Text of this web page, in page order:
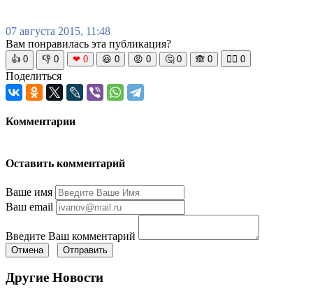
07 августа 2015, 11:48
Вам понравилась эта публикация?
👍 0 👎 0 ❤ 0 😆 0 😡 0 🤔 0 🙈 0 🧘‍♀️ 0
Поделиться
Комментарии
Оставить комментарий
Ваше имя
Ваш email
Введите Ваш комментарий
Отмена Отправить
Другие Новости